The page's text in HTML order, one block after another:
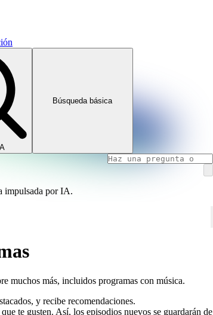
Búsqueda básica
impulsada por IA.
muchos más, incluidos programas con música.
y recibe recomendaciones.
te gusten. Así, los episodios nuevos se guardarán de